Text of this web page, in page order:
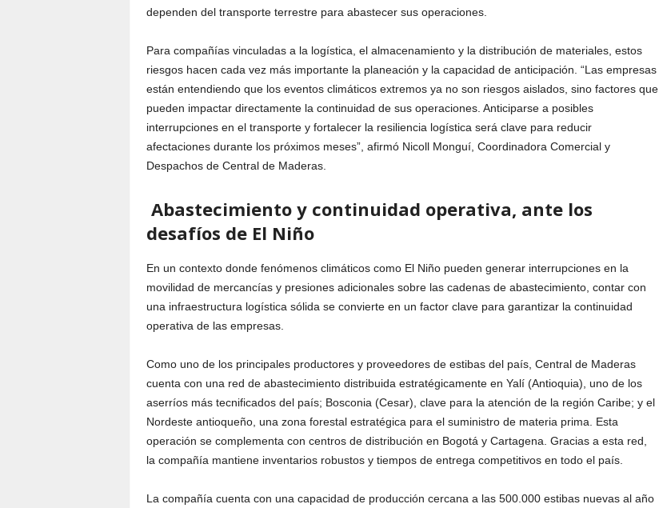
dependen del transporte terrestre para abastecer sus operaciones.
Para compañías vinculadas a la logística, el almacenamiento y la distribución de materiales, estos
riesgos hacen cada vez más importante la planeación y la capacidad de anticipación. “Las empresas
están entendiendo que los eventos climáticos extremos ya no son riesgos aislados, sino factores que
pueden impactar directamente la continuidad de sus operaciones. Anticiparse a posibles
interrupciones en el transporte y fortalecer la resiliencia logística será clave para reducir
afectaciones durante los próximos meses”, afirmó Nicoll Monguí, Coordinadora Comercial y
Despachos de Central de Maderas.
Abastecimiento y continuidad operativa, ante los
desafíos de El Niño
En un contexto donde fenómenos climáticos como El Niño pueden generar interrupciones en la
movilidad de mercancías y presiones adicionales sobre las cadenas de abastecimiento, contar con
una infraestructura logística sólida se convierte en un factor clave para garantizar la continuidad
operativa de las empresas.
Como uno de los principales productores y proveedores de estibas del país, Central de Maderas
cuenta con una red de abastecimiento distribuida estratégicamente en Yalí (Antioquia), uno de los
aserríos más tecnificados del país; Bosconia (Cesar), clave para la atención de la región Caribe; y el
Nordeste antioqueño, una zona forestal estratégica para el suministro de materia prima. Esta
operación se complementa con centros de distribución en Bogotá y Cartagena. Gracias a esta red,
la compañía mantiene inventarios robustos y tiempos de entrega competitivos en todo el país.
La compañía cuenta con una capacidad de producción cercana a las 500.000 estibas nuevas al año